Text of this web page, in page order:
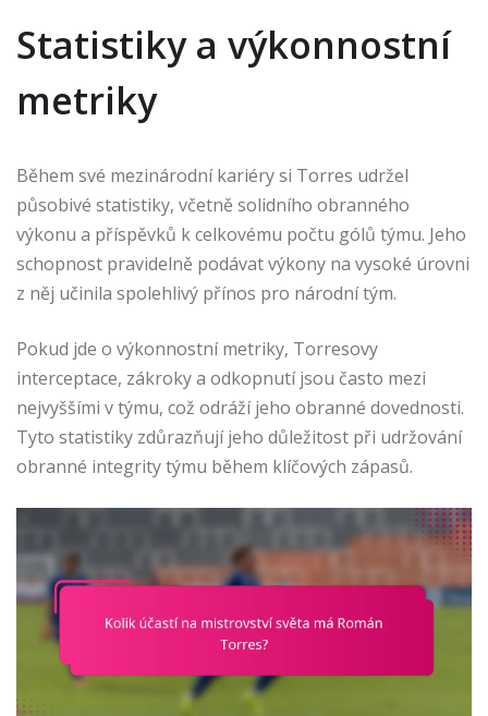
Statistiky a výkonnostní
metriky
Během své mezinárodní kariéry si Torres udržel
působivé statistiky, včetně solidního obranného
výkonu a příspěvků k celkovému počtu gólů týmu. Jeho
schopnost pravidelně podávat výkony na vysoké úrovni
z něj učinila spolehlivý přínos pro národní tým.
Pokud jde o výkonnostní metriky, Torresovy
interceptace, zákroky a odkopnutí jsou často mezi
nejvyššími v týmu, což odráží jeho obranné dovednosti.
Tyto statistiky zdůrazňují jeho důležitost při udržování
obranné integrity týmu během klíčových zápasů.